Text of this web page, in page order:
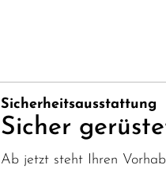
Sicherheitsausstattung
Sicher
Ab jetzt steht Ihren